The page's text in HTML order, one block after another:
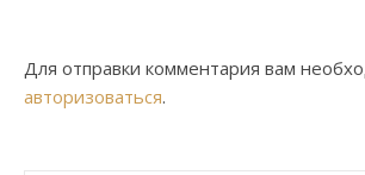
Для отправки комментария вам
авторизоваться.